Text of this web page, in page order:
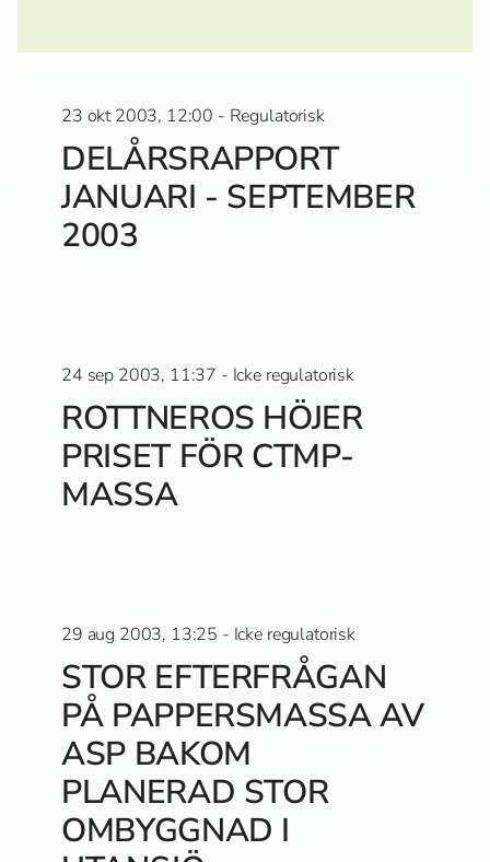
23 okt 2003, 12:00 - Regulatorisk
DELÅRSRAPPORT
JANUARI - SEPTEMBER
2003
24 sep 2003, 11:37 - Icke regulatorisk
ROTTNEROS HÖJER
PRISET FÖR CTMP-
MASSA­
29 aug 2003, 13:25 - Icke regulatorisk
STOR EFTERFRÅGAN
PÅ PAPPERSMASSA­ AV
ASP BAKOM
PLANERAD STOR
OMBYGGNAD I